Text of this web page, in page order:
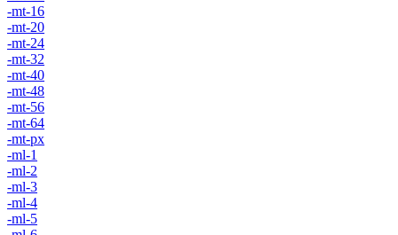
-mt-16
-mt-20
-mt-24
-mt-32
-mt-40
-mt-48
-mt-56
-mt-64
-mt-px
-ml-1
-ml-2
-ml-3
-ml-4
-ml-5